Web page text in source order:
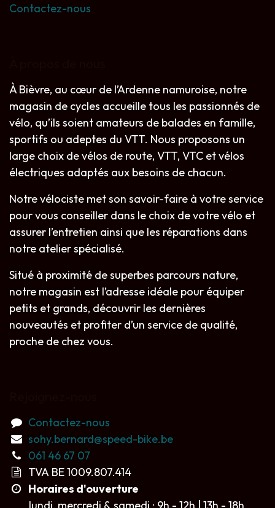
Contactez-nous
À Bièvre, au cœur de l’Ardenne namuroise, notre
magasin de cycles accueille tous les passionnés de
vélo, qu’ils soient amateurs de balades en famille,
sportifs ou adeptes du VTT. Nous proposons un
large choix de vélos de route, VTT, VTC et vélos
électriques adaptés aux besoins de chacun.
Notre vélociste met son savoir-faire à votre service
pour vous conseiller dans le choix de votre vélo et
assurer l’entretien ainsi que les réparations dans
notre atelier spécialisé.
Situé à proximité de superbes parcours nature,
notre magasin est l’adresse idéale pour équiper
petits et grands, découvrir les dernières
nouveautés et profiter d’un service de qualité,
proche de chez vous.
Contactez-nous
sohy.bernard@speed-bike.be
061 46 67 07
TVA BE 1009.807.414
Horaires d'ouverture
lundi, mercredi & samedi : 9h - 12h | 13h - 18h